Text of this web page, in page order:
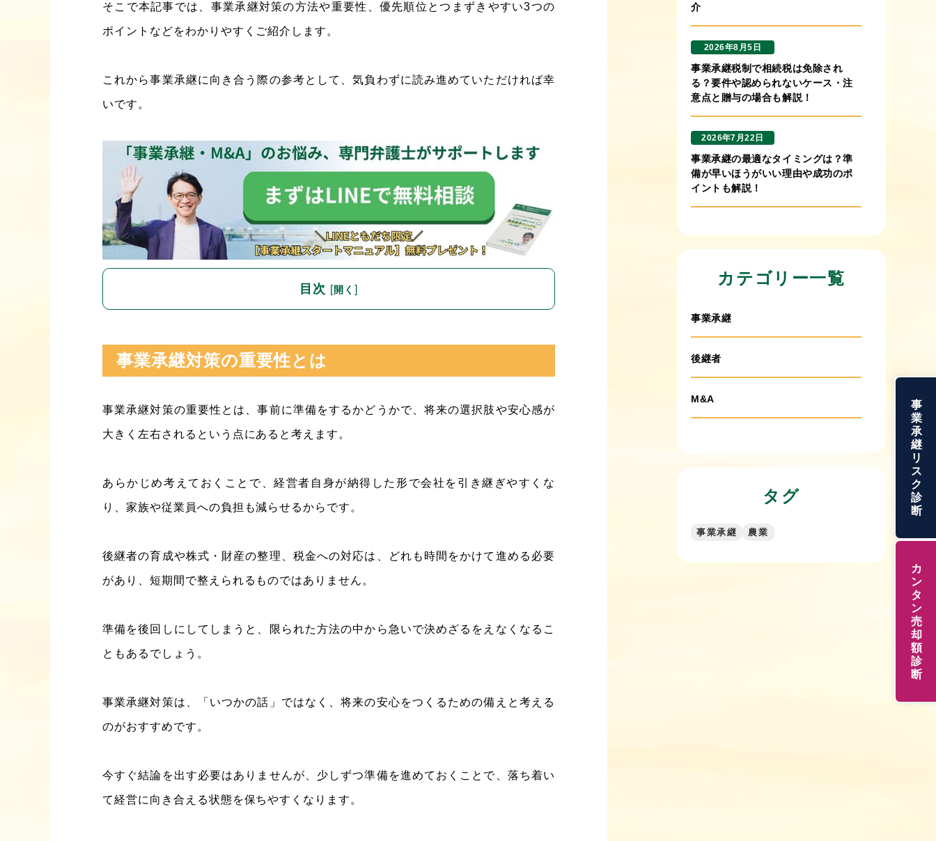
事
業
承
継
リ
ス
ク
診
断
カ
ン
タ
ン
売
却
額
診
断
そこで本記事では、事業承継対策の方法や重要性、優先順位とつまずきやすい3つの
ポイントなどをわかりやすくご紹介します。
これから事業承継に向き合う際の参考として、気負わずに読み進めていただければ幸
いです。
目次 [開く ]
事業承継対策の重要性とは
事業承継対策の重要性とは、事前に準備をするかどうかで、将来の選択肢や安心感が
大きく左右されるという点にあると考えます。
あらかじめ考えておくことで、経営者自身が納得した形で会社を引き継ぎやすくな
り、家族や従業員への負担も減らせるからです。
後継者の育成や株式・財産の整理、税金への対応は、どれも時間をかけて進める必要
があり、短期間で整えられるものではありません。
準備を後回しにしてしまうと、限られた方法の中から急いで決めざるをえなくなるこ
ともあるでしょう。
事業承継対策は、「いつかの話」ではなく、将来の安心をつくるための備えと考える
のがおすすめです。
今すぐ結論を出す必要はありませんが、少しずつ準備を進めておくことで、落ち着い
て経営に向き合える状態を保ちやすくなります。
介
2026年8月5日
事業承継税制で相続税は免除され
る？要件や認められないケース・注
意点と贈与の場合も解説！
2026年7月22日
事業承継の最適なタイミングは？準
備が早いほうがいい理由や成功のポ
イントも解説！
事業承継で個人から法人にすべき？
ス・手続きの流れも解説！
2026年7月15日
事業承継税制の延長はいつまで？特
例承継計画の期限や要件・準備まで
用や進め方・相談先の選び方までま
カテゴリー一覧
事業承継
後継者
M&A
タグ
事業承継 農業